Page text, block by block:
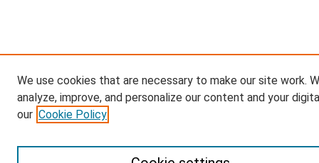
We use cookies that are necessary to make our site work.
analyze, improve, and personalize our content and your
our Cookie Policy